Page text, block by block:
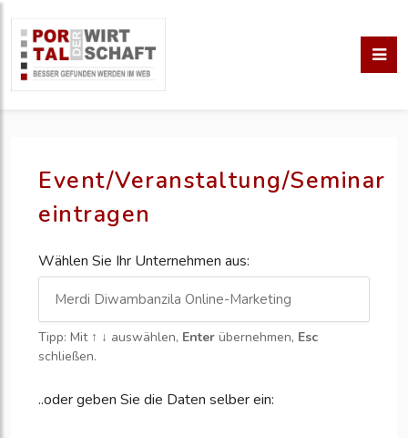
Event/Veranstaltung/Seminar
eintragen
Wählen Sie Ihr Unternehmen aus:
Tipp: Mit ↑ ↓ auswählen, Enter übernehmen, Esc
schließen.
..oder geben Sie die Daten selber ein: